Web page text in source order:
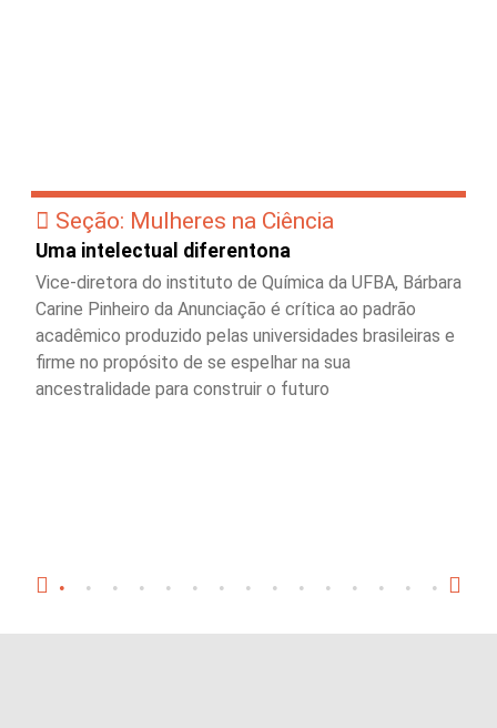
Seção: Mulheres na Ciência
Uma intelectual diferentona
Vice-diretora do instituto de Química da UFBA, Bárbara
Carine Pinheiro da Anunciação é crítica ao padrão
acadêmico produzido pelas universidades brasileiras e
firme no propósito de se espelhar na sua
ancestralidade para construir o futuro